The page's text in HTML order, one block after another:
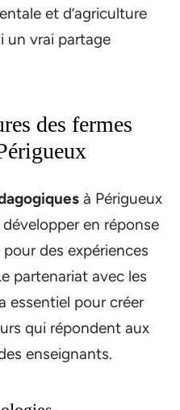
et d’agriculture
un vrai partage
des fermes
à Périgueux
en réponse
des expériences
partenariat avec les
essentiel pour créer
qui répondent aux
enseignants.